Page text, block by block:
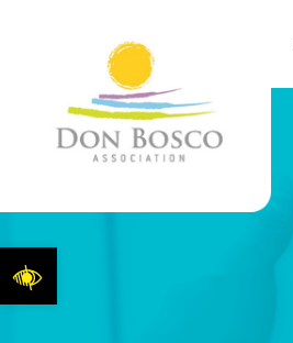
Ouvrir la barre d’outils